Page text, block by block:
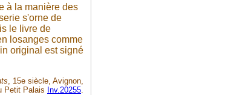
à la manière des
s'orne de
le livre de
losanges comme
original est signé
, 15e siècle, Avignon,
Petit Palais
Inv.20255.